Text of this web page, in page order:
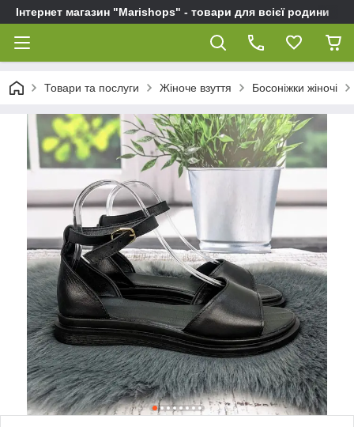
Інтернет магазин "Marishops" - товари для всієї родини
Товари та послуги Жіноче взуття Босоніжки жіночі